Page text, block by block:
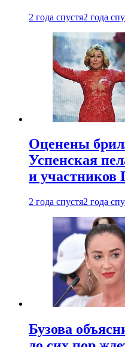
2 года спустя2 года
Оценены
Успенская
и
2 года спустя2 года
Бузова